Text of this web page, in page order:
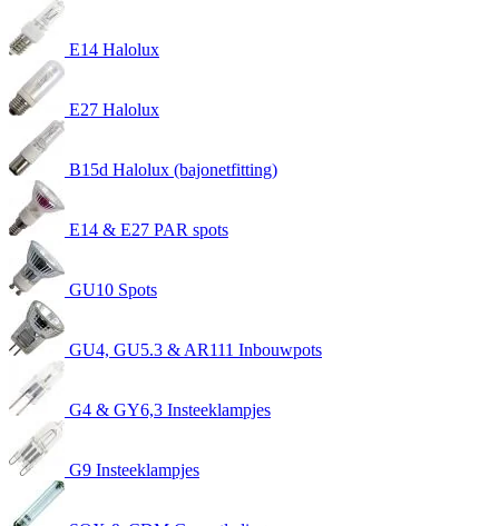
E14 Halolux
E27 Halolux
B15d Halolux (bajonetfitting)
E14 & E27 PAR spots
GU10 Spots
GU4, GU5.3 & AR111 Inbouwpots
G4 & GY6,3 Insteeklampjes
G9 Insteeklampjes